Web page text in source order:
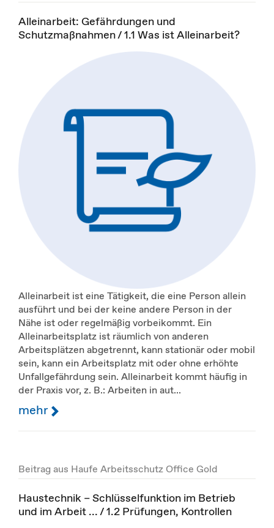
Alleinarbeit: Gefährdungen und
Schutzmaßnahmen / 1.1 Was ist Alleinarbeit?
Alleinarbeit ist eine Tätigkeit, die eine Person allein
ausführt und bei der keine andere Person in der
Nähe ist oder regelmäßig vorbeikommt. Ein
Alleinarbeitsplatz ist räumlich von anderen
Arbeitsplätzen abgetrennt, kann stationär oder mobil
sein, kann ein Arbeitsplatz mit oder ohne erhöhte
Unfallgefährdung sein. Alleinarbeit kommt häufig in
der Praxis vor, z. B.: Arbeiten in aut...
mehr
Beitrag aus Haufe Arbeitsschutz Office Gold
Haustechnik – Schlüsselfunktion im Betrieb
und im Arbeit ... / 1.2 Prüfungen, Kontrollen